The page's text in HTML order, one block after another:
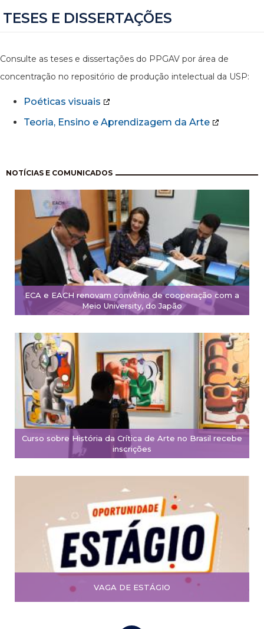
TESES E DISSERTAÇÕES
Consulte as teses e dissertações do PPGAV por área de
concentração no repositório de produção intelectual da USP:
Poéticas visuais
Teoria, Ensino e Aprendizagem da Arte
NOTÍCIAS E COMUNICADOS
ECA e EACH renovam convênio de cooperação com a
Meio University, do Japão
Curso sobre História da Crítica de Arte no Brasil recebe
inscrições
VAGA DE ESTÁGIO
Pagination